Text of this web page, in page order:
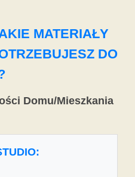
MATERIAŁY
DO
Domu/Mieszkania